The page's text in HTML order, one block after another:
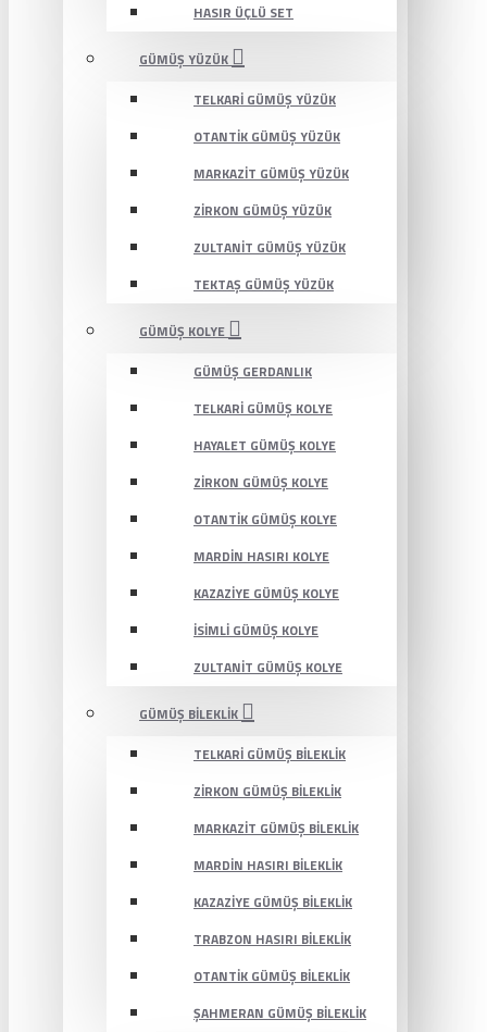
HASIR ÜÇLÜ SET
GÜMÜŞ YÜZÜK
TELKARI GÜMÜŞ YÜZÜK
OTANTIK GÜMÜŞ YÜZÜK
MARKAZIT GÜMÜŞ YÜZÜK
ZIRKON GÜMÜŞ YÜZÜK
ZULTANIT GÜMÜŞ YÜZÜK
TEKTAŞ GÜMÜŞ YÜZÜK
GÜMÜŞ KOLYE
GÜMÜŞ GERDANLIK
TELKARI GÜMÜŞ KOLYE
HAYALET GÜMÜŞ KOLYE
ZIRKON GÜMÜŞ KOLYE
OTANTIK GÜMÜŞ KOLYE
MARDIN HASIRI KOLYE
KAZAZIYE GÜMÜŞ KOLYE
İSIMLI GÜMÜŞ KOLYE
ZULTANIT GÜMÜŞ KOLYE
GÜMÜŞ BILEKLIK
TELKARI GÜMÜŞ BILEKLIK
ZIRKON GÜMÜŞ BILEKLIK
MARKAZIT GÜMÜŞ BILEKLIK
MARDIN HASIRI BILEKLIK
KAZAZIYE GÜMÜŞ BILEKLIK
TRABZON HASIRI BILEKLIK
OTANTIK GÜMÜŞ BILEKLIK
ŞAHMERAN GÜMÜŞ BILEKLIK